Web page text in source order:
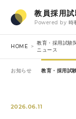
教員採用
Powered by 時
HOME
教育・採用試験
ニュース
お知らせ 教育・採用試
2026.06.11